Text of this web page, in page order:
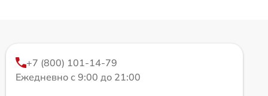
+7 (800) 101-14-79
Ежедневно с 9:00 до 21:00